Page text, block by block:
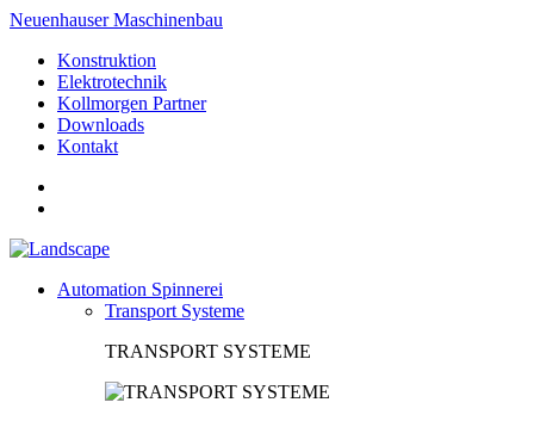
Neuenhauser Maschinenbau
Konstruktion
Elektrotechnik
Kollmorgen Partner
Downloads
Kontakt
Automation Spinnerei
Transport Systeme
TRANSPORT SYSTEME